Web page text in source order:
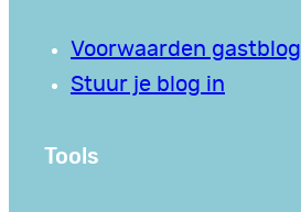
Voorwaarden gastblog
Stuur je blog in
Tools